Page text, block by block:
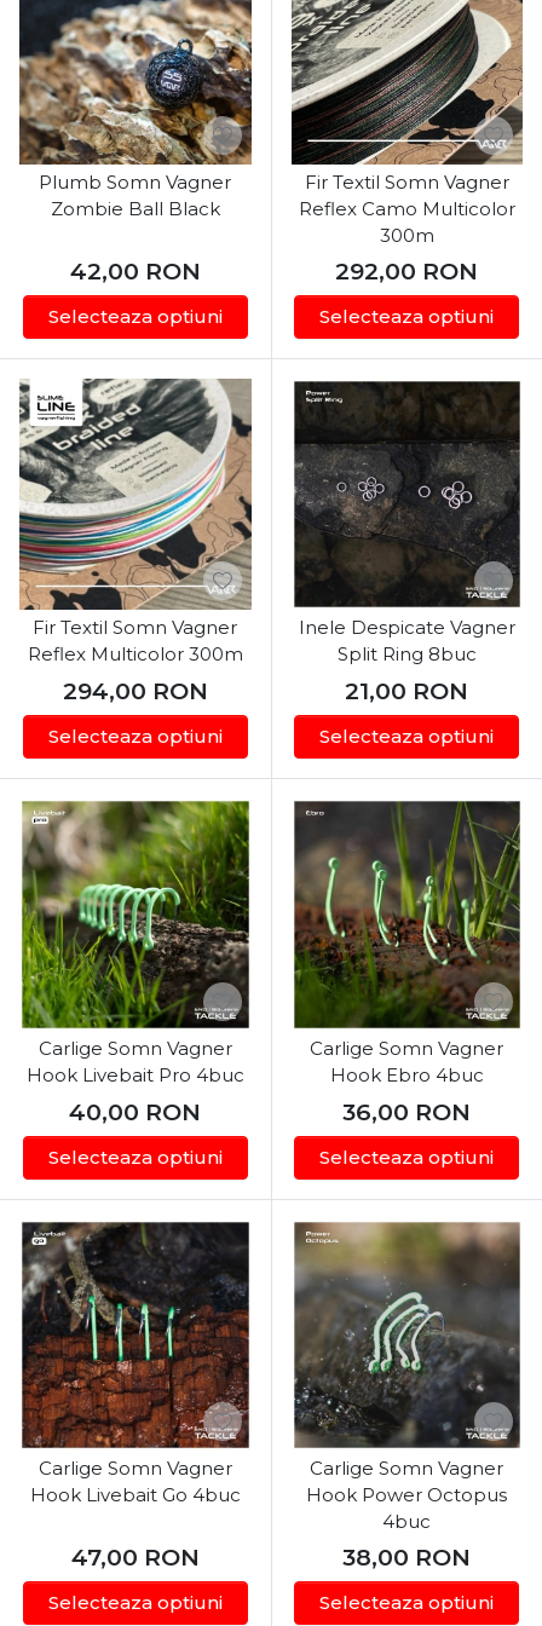
Plumb Somn Vagner
Zombie Ball Black
42,00 RON
Selecteaza optiuni
Fir Textil Somn Vagner
Reflex Camo Multicolor
300m
292,00 RON
Selecteaza optiuni
Fir Textil Somn Vagner
Reflex Multicolor 300m
294,00 RON
Selecteaza optiuni
Inele Despicate Vagner
Split Ring 8buc
21,00 RON
Selecteaza optiuni
Carlige Somn Vagner
Hook Livebait Pro 4buc
40,00 RON
Selecteaza optiuni
Carlige Somn Vagner
Hook Ebro 4buc
36,00 RON
Selecteaza optiuni
Carlige Somn Vagner
Hook Livebait Go 4buc
47,00 RON
Selecteaza optiuni
Carlige Somn Vagner
Hook Power Octopus
4buc
38,00 RON
Selecteaza optiuni